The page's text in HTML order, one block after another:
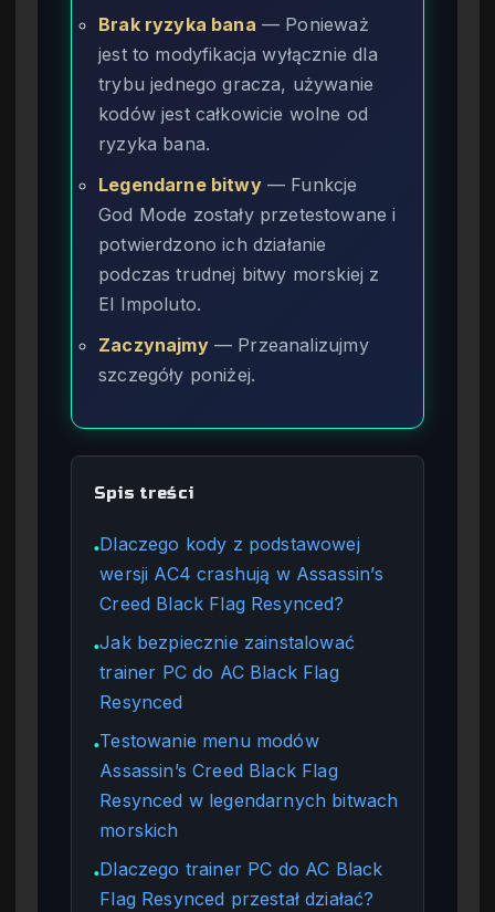
Brak ryzyka bana — Ponieważ
jest to modyfikacja wyłącznie dla
trybu jednego gracza, używanie
kodów jest całkowicie wolne od
ryzyka bana.
Legendarne bitwy— Funkcje
God Mode zostały przetestowane i
potwierdzono ich działanie
podczas trudnej bitwy morskiej z
El Impoluto.
Zaczynajmy— Przeanalizujmy
szczegóły poniżej.
Spis treści
●Dlaczego kody z podstawowej
wersji AC4 crashują w Assassin’s
Creed Black Flag Resynced?
●Jak bezpiecznie zainstalować
trainer PC do AC Black Flag
Resynced
●Testowanie menu modów
Assassin’s Creed Black Flag
Resynced w legendarnych bitwach
morskich
●Dlaczego trainer PC do AC Black
Flag Resynced przestał działać?